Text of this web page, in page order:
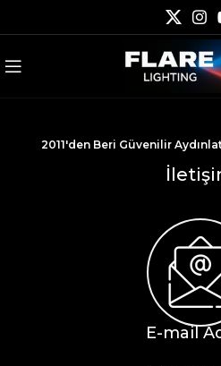
2011'den Beri Güvenilir
E-mail